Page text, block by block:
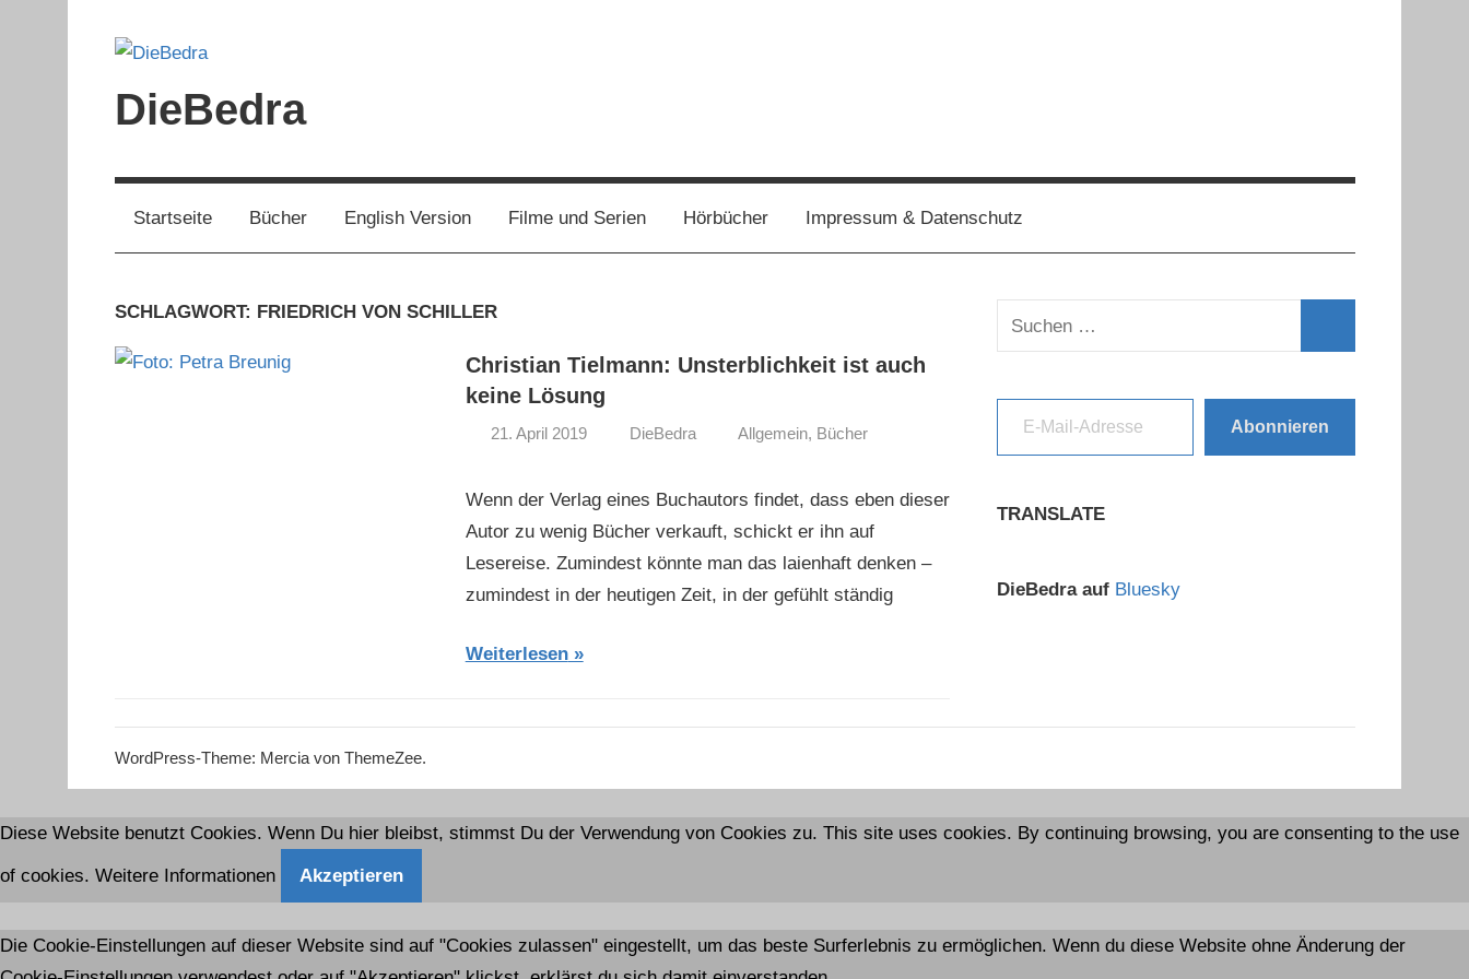
DieBedra
Startseite Bücher English Version Filme und Serien Hörbücher Impressum & Datenschutz
SCHLAGWORT: FRIEDRICH VON SCHILLER
Christian Tielmann: Unsterblichkeit ist auch
keine Lösung
21. April 2019 DieBedra Allgemein, Bücher
Wenn der Verlag eines Buchautors findet, dass eben dieser
Autor zu wenig Bücher verkauft, schickt er ihn auf
Lesereise. Zumindest könnte man das laienhaft denken –
zumindest in der heutigen Zeit, in der gefühlt ständig
Weiterlesen
Suchen
nach:
E-Mail-Adresse
Abonnieren
TRANSLATE
DieBedra auf Bluesky
WordPress-Theme: Mercia von ThemeZee.
Diese Website benutzt Cookies. Wenn Du hier bleibst, stimmst Du der Verwendung von Cookies zu. This site uses cookies. By continuing browsing, you are consenting to the use
of cookies. Weitere Informationen Akzeptieren
Die Cookie-Einstellungen auf dieser Website sind auf "Cookies zulassen" eingestellt, um das beste Surferlebnis zu ermöglichen. Wenn du diese Website ohne Änderung der